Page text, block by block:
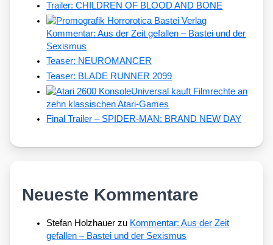
Trailer: CHILDREN OF BLOOD AND BONE
Kommentar: Aus der Zeit gefallen – Bastei und der
Sexismus
Teaser: NEUROMANCER
Teaser: BLADE RUNNER 2099
Universal kauft Filmrechte an
zehn klassischen Atari-Games
Final Trailer – SPIDER-MAN: BRAND NEW DAY
Neueste Kommentare
Stefan Holzhauer zu Kommentar: Aus der Zeit
gefallen – Bastei und der Sexismus